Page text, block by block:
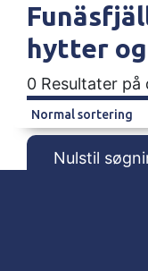
hytter
0 Resultater på
Nulstil